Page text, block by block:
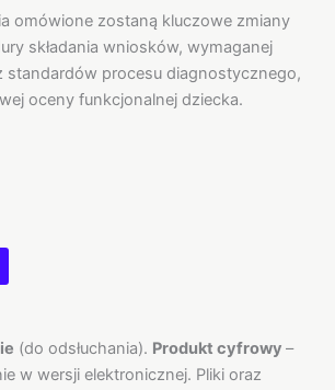
omówione zostaną kluczowe zmiany
składania wniosków, wymaganej
standardów procesu diagnostycznego,
oceny funkcjonalnej dziecka.
(do odsłuchania). Produkt cyfrowy –
w wersji elektronicznej. Pliki oraz